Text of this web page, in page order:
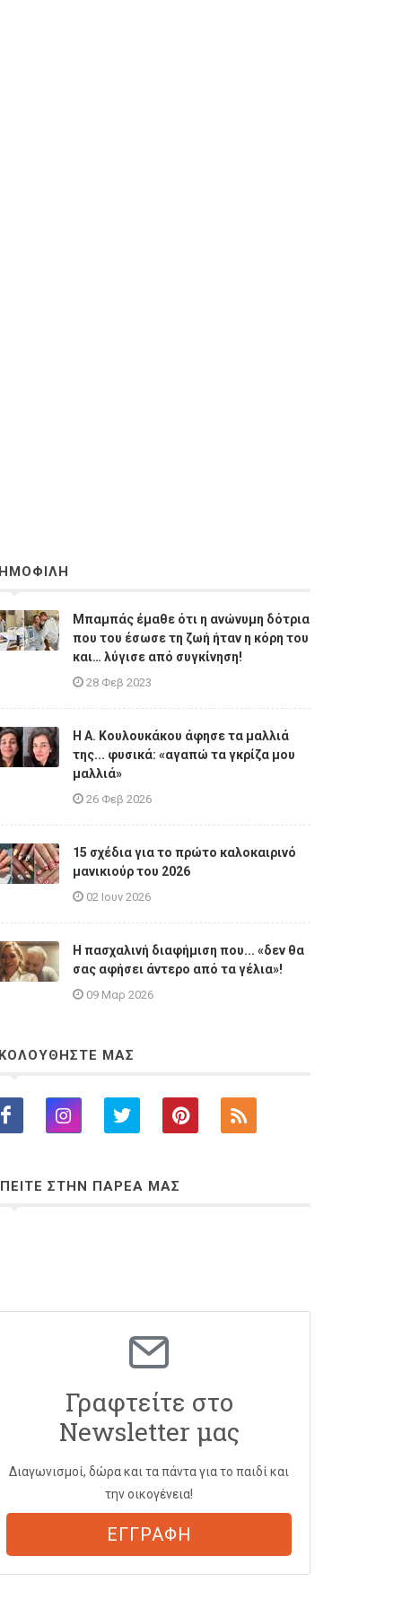
Μπαμπάς έμαθε ότι η ανώνυμη δότρια
που του έσωσε τη ζωή ήταν η κόρη του
και… λύγισε από συγκίνηση!
28 Φεβ 2023
Η A. Κουλουκάκου άφησε τα μαλλιά
της... φυσικά: «αγαπώ τα γκρίζα μου
μαλλιά»
26 Φεβ 2026
15 σχέδια για το πρώτο καλοκαιρινό
μανικιούρ του 2026
02 Ιουν 2026
Η πασχαλινή διαφήμιση που... «δεν θα
σας αφήσει άντερο από τα γέλια»!
09 Μαρ 2026
ΜΑΣ
ΣΤΗΝ ΠΑΡΕΑ ΜΑΣ
Γραφτείτε στο
Newsletter μας
Διαγωνισμοί, δώρα και τα πάντα για το παιδί και
την οικογένεια!
ΕΓΓΡΑΦΗ